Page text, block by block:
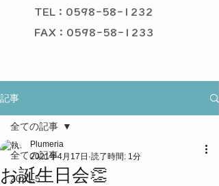
TEL：0598-58-1232
​ FAX：0598-58-1233
記事
全ての記事
2021.5
全ての記事
お誕生日会👏
Plumeria
2021年4月17日 読了時間: 1分